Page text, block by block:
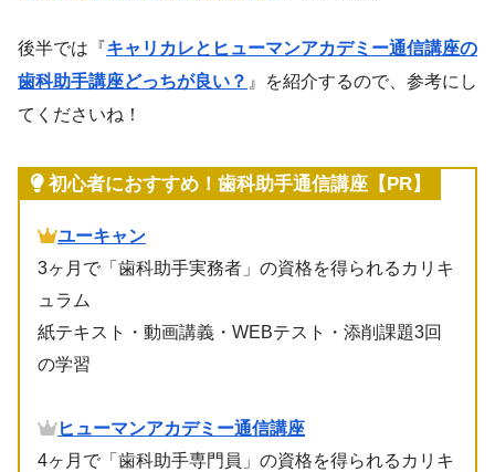
後半では『キャリカレとヒューマンアカデミー通信講座の
歯科助手講座どっちが良い？ 』を紹介するので、参考にし
てくださいね！
初心者におすすめ！歯科助手通信講座【PR】
ユーキャン
3ヶ月で「歯科助手実務者」の資格を得られるカリキ
ュラム
紙テキスト・動画講義・WEBテスト・添削課題3回
の学習
ヒューマンアカデミー通信講座
4ヶ月で「歯科助手専門員」の資格を得られるカリキ